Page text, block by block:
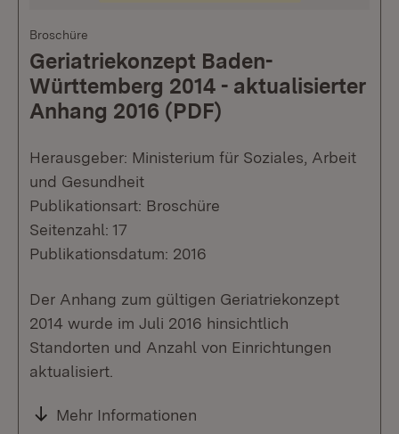
Broschüre
Geriatriekonzept Baden-
Württemberg 2014 - aktualisierter
Anhang 2016 (PDF)
Herausgeber: Ministerium für Soziales, Arbeit
und Gesundheit
Publikationsart: Broschüre
Seitenzahl: 17
Publikationsdatum: 2016
Der Anhang zum gültigen Geriatriekonzept
2014 wurde im Juli 2016 hinsichtlich
Standorten und Anzahl von Einrichtungen
aktualisiert.
Mehr Informationen